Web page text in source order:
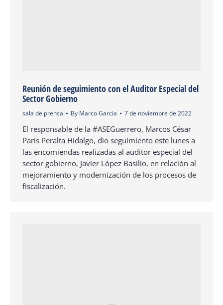
Reunión de seguimiento con el Auditor Especial del
Sector Gobierno
sala de prensa By Marco Garcia 7 de noviembre de 2022
El responsable de la #ASEGuerrero, Marcos César
Paris Peralta Hidalgo, dio seguimiento este lunes a
las encomiendas realizadas al auditor especial del
sector gobierno, Javier López Basilio, en relación al
mejoramiento y modernización de los procesos de
fiscalización.